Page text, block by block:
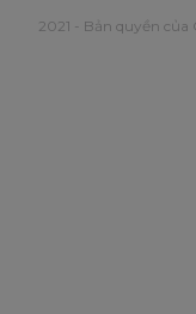
2021 - Bản quyền